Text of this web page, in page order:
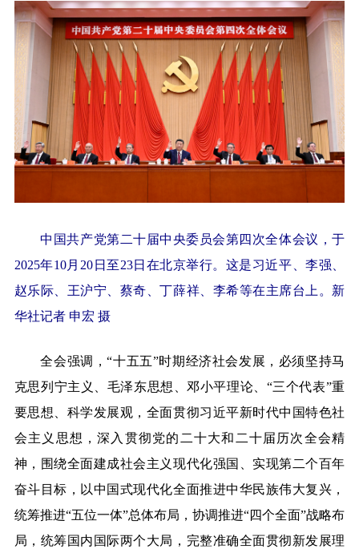
中国共产党第二十届中央委员会第四次全体会议，于
2025年10月20日至23日在北京举行。这是习近平、李强、
赵乐际、王沪宁、蔡奇、丁薛祥、李希等在主席台上。 新
华社记者 申宏 摄
全会强调，“十五五”时期经济社会发展，必须坚持马
克思列宁主义、毛泽东思想、邓小平理论、“三个代表”重
要思想、科学发展观，全面贯彻习近平新时代中国特色社
会主义思想，深入贯彻党的二十大和二十届历次全会精
神，围绕全面建成社会主义现代化强国、实现第二个百年
奋斗目标，以中国式现代化全面推进中华民族伟大复兴，
统筹推进“五位一体”总体布局，协调推进“四个全面”战略布
局，统筹国内国际两个大局，完整准确全面贯彻新发展理